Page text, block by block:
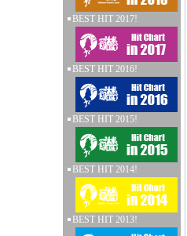
BEST HIT 2017!
BEST HIT 2016!
BEST HIT 2015!
BEST HIT 2014!
BEST HIT 2013!